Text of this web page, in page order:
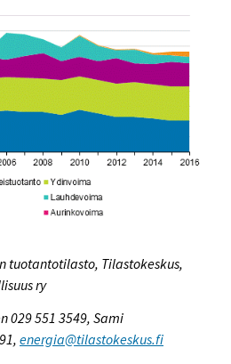
tuotantotilasto, Tilastokeskus,
ry
029 551 3549, Sami
energia@tilastokeskus.fi